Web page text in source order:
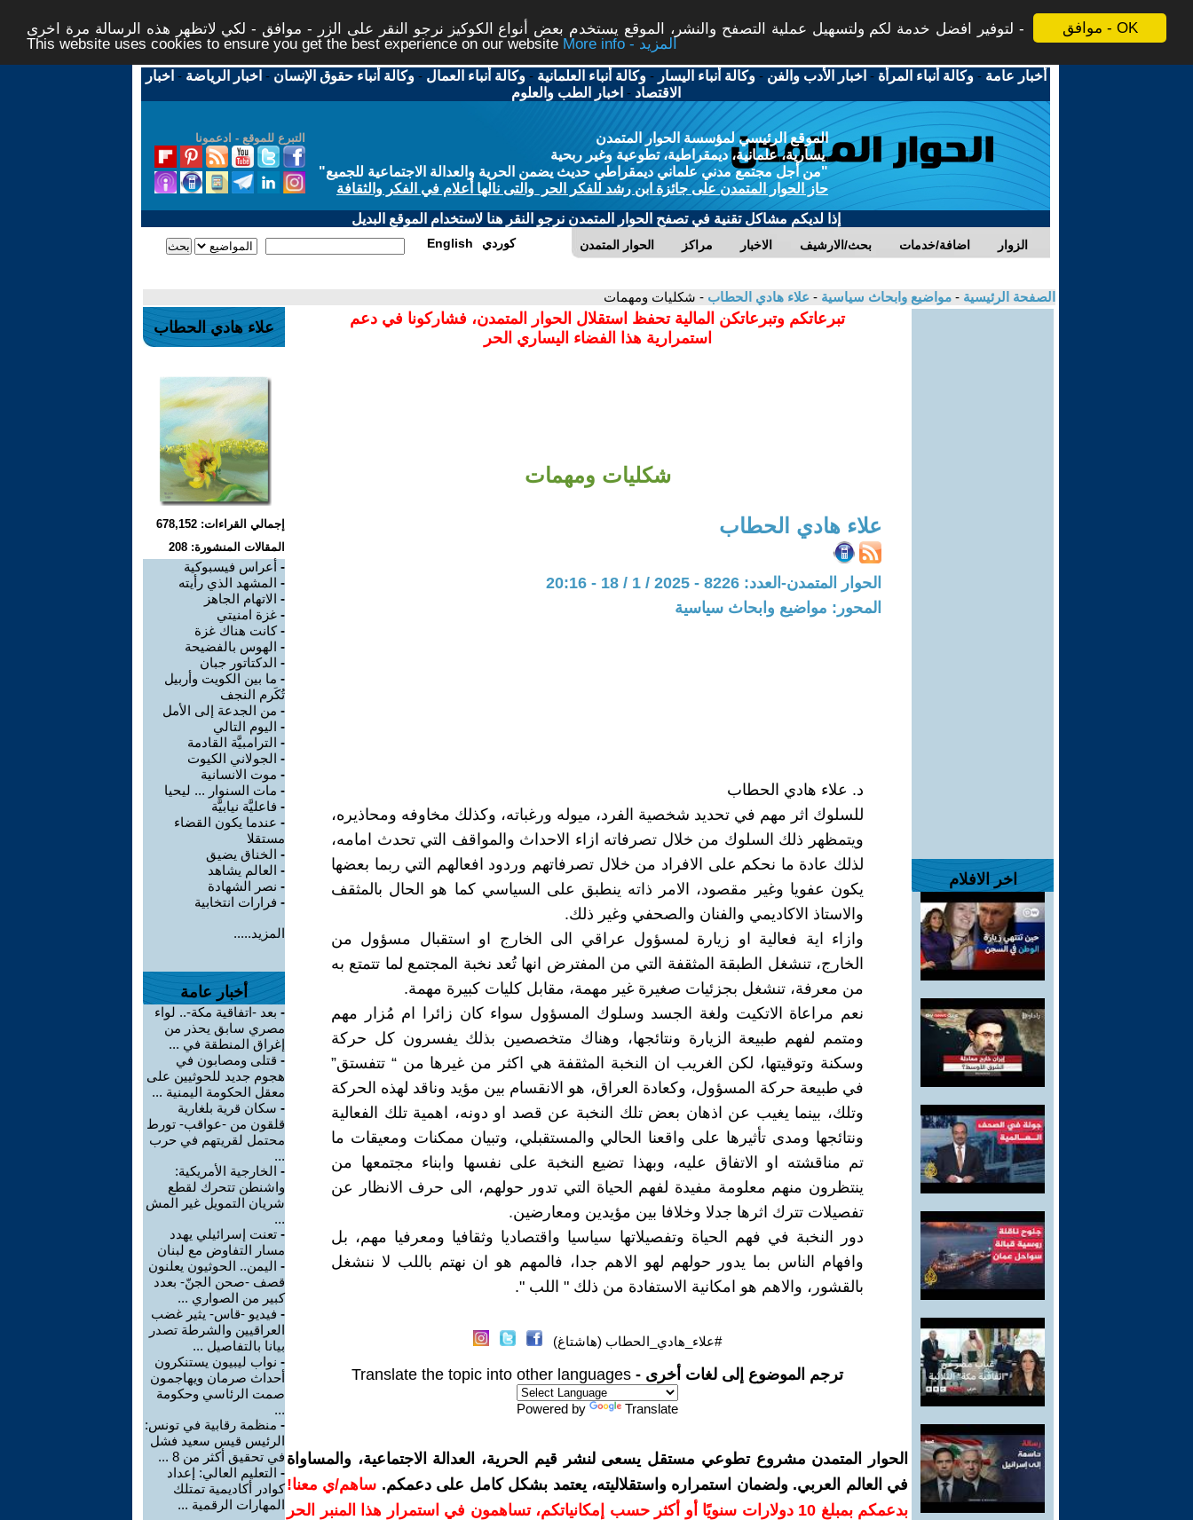
موافق - OK
لتوفير افضل خدمة لكم ولتسهيل عملية التصفح والنشر، الموقع يستخدم بعض أنواع الكوكيز نرجو النقر على الزر - موافق - لكي لاتظهر هذه الرسالة مرة اخرى -
This website uses cookies to ensure you get the best experience on our website
More info - المزيد
أخبار عامة -وكالة أنباء المرأة - اخبار الأدب والفن -وكالة أنباء اليسار -وكالة أنباء العلمانية -وكالة أنباء العمال -وكالة أنباء حقوق الإنسان - اخبار الرياضة - اخبار
الاقتصاد - اخبار الطب والعلوم
التبرع للموقع - ادعمونا
الموقع الرئيسي لمؤسسة الحوار المتمدن
يسارية، علمانية، ديمقراطية، تطوعية وغير ربحية
"من أجل مجتمع مدني علماني ديمقراطي حديث يضمن الحرية والعدالة الاجتماعية للجميع"
حاز الحوار المتمدن على جائزة ابن رشد للفكر الحر والتى نالها أعلام في الفكر والثقافة
إذا لديكم مشاكل تقنية في تصفح الحوار المتمدن نرجو النقر هنا لاستخدام الموقع البديل
الحوار المتمدن مراكز الاخبار بحث/الارشيف اضافة/خدمات الزوار English كوردي
الصفحة الرئيسية - مواضيع وابحاث سياسية - علاء هادي الحطاب - شكليات ومهمات
اخر الافلام
تبرعاتكم وتبرعاتكن المالية تحفظ استقلال الحوار المتمدن، فشاركونا في دعم
استمرارية هذا الفضاء اليساري الحر
شكليات ومهمات
علاء هادي الحطاب
الحوار المتمدن-العدد: 8226 - 2025 / 1 / 18 - 20:16
المحور: مواضيع وابحاث سياسية
د. علاء هادي الحطاب
للسلوك اثر مهم في تحديد شخصية الفرد، ميوله ورغباته، وكذلك مخاوفه ومحاذيره،
ويتمظهر ذلك السلوك من خلال تصرفاته ازاء الاحداث والمواقف التي تحدث امامه،
لذلك عادة ما نحكم على الافراد من خلال تصرفاتهم وردود افعالهم التي ربما بعضها
يكون عفويا وغير مقصود، الامر ذاته ينطبق على السياسي كما هو الحال بالمثقف
والاستاذ الاكاديمي والفنان والصحفي وغير ذلك.
وازاء اية فعالية او زيارة لمسؤول عراقي الى الخارج او استقبال مسؤول من
الخارج، تنشغل الطبقة المثقفة التي من المفترض انها تُعد نخبة المجتمع لما تتمتع به
من معرفة، تنشغل بجزئيات صغيرة غير مهمة، مقابل كليات كبيرة مهمة.
نعم مراعاة الاتكيت ولغة الجسد وسلوك المسؤول سواء كان زائرا ام مُزار مهم
ومتمم لفهم طبيعة الزيارة ونتائجها، وهناك متخصصين بذلك يفسرون كل حركة
وسكنة وتوقيتها، لكن الغريب ان النخبة المثقفة هي اكثر من غيرها من “ تتفستق”
في طبيعة حركة المسؤول، وكعادة العراق، هو الانقسام بين مؤيد وناقد لهذه الحركة
وتلك، بينما يغيب عن اذهان بعض تلك النخبة عن قصد او دونه، اهمية تلك الفعالية
ونتائجها ومدى تأثيرها على واقعنا الحالي والمستقبلي، وتبيان ممكنات ومعيقات ما
تم مناقشته او الاتفاق عليه، وبهذا تضيع النخبة على نفسها وابناء مجتمعها من
ينتظرون منهم معلومة مفيدة لفهم الحياة التي تدور حولهم، الى حرف الانظار عن
تفصيلات تترك اثرها جدلا وخلافا بين مؤيدين ومعارضين.
دور النخبة في فهم الحياة وتفصيلاتها سياسيا واقتصاديا وثقافيا ومعرفيا مهم، بل
وافهام الناس بما يدور حولهم لهو الاهم جدا، فالمهم هو ان نهتم باللب لا ننشغل
بالقشور، والاهم هو امكانية الاستفادة من ذلك " اللب ".
#علاء_هادي_الحطاب (هاشتاغ)
ترجم الموضوع إلى لغات أخرى - Translate the topic into other languages
Powered by Translate
الحوار المتمدن مشروع تطوعي مستقل يسعى لنشر قيم الحرية، العدالة الاجتماعية، والمساواة
في العالم العربي. ولضمان استمراره واستقلاليته، يعتمد بشكل كامل على دعمكم. ساهم/ي معنا!
بدعمكم بمبلغ 10 دولارات سنويًا أو أكثر حسب إمكانياتكم، تساهمون في استمرار هذا المنبر الحر
علاء هادي الحطاب
إجمالي القراءات: 678,152
المقالات المنشورة: 208
- أعراس فيسبوكية
- المشهد الذي رأيته
- الاتهام الجاهز
- غزة امنيتي
-كانت هناك غزة
- الهوس بالفضيحة
- الدكتاتور جبان
- ما بين الكويت وأربيل
تُكَرم النجف
- من الجدعة إلى الأمل
- اليوم التالي
- الترامبيَّة القادمة
- الجولاني الكيوت
- موت الانسانية
- مات السنوار ... ليحيا
- فاعليَّة نيابيَّة
- عندما يكون القضاء
مستقلا
- الخناق يضيق
- العالم يشاهد
- نصر الشهادة
- فرارات انتخابية
المزيد.....
أخبار عامة
- بعد -اتفاقية مكة-.. لواء
مصري سابق يحذر من
إغراق المنطقة في ...
- قتلى ومصابون في
هجوم جديد للحوثيين على
معقل الحكومة اليمنية ...
- سكان قرية بلغارية
قلقون من -عواقب- تورط
محتمل لقريتهم في حرب
...
- الخارجية الأمريكية:
واشنطن تتحرك لقطع
شريان التمويل غير المش
...
- تعنت إسرائيلي يهدد
مسار التفاوض مع لبنان
- اليمن.. الحوثيون يعلنون
قصف -صحن الجنّ- بعدد
كبير من الصواري ...
- فيديو -قاس- يثير غضب
العراقيين والشرطة تصدر
بيانا بالتفاصيل ...
- نواب ليبيون يستنكرون
أحداث صرمان ويهاجمون
صمت الرئاسي وحكومة
...
- منظمة رقابية في تونس:
الرئيس قيس سعيد فشل
في تحقيق أكثر من 8 ...
- التعليم العالي: إعداد
كوادر أكاديمية تمتلك
المهارات الرقمية ...